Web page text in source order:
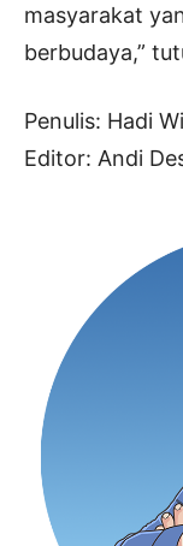
masyarakat
berbudaya,”
Penulis: Hadi
Editor: Andi